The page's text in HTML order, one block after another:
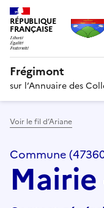
RÉPUBLIQUE
FRANÇAISE
Frégimont
sur l’Annuaire des
Voir le fil d’Ariane
Commune